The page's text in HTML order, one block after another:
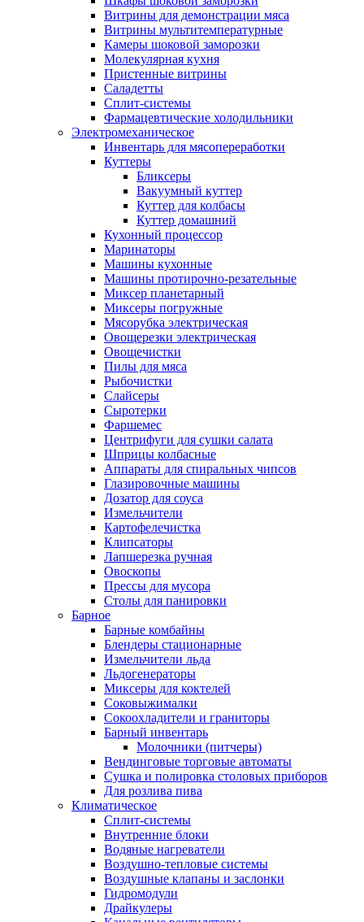
Витрины для демонстрации мяса
Витрины мультитемпературные
Камеры шоковой заморозки
Молекулярная кухня
Пристенные витрины
Саладетты
Сплит-системы
Фармацевтические холодильники
Электромеханическое
Инвентарь для мясопереработки
Куттеры
Бликсеры
Вакуумный куттер
Куттер для колбасы
Куттер домашний
Кухонный процессор
Маринаторы
Машины кухонные
Машины протирочно-резательные
Миксер планетарный
Миксеры погружные
Мясорубка электрическая
Овощерезки электрическая
Овощечистки
Пилы для мяса
Рыбочистки
Слайсеры
Сыротерки
Фаршемес
Центрифуги для сушки салата
Шприцы колбасные
Аппараты для спиральных чипсов
Глазировочные машины
Дозатор для соуса
Измельчители
Картофелечистка
Клипсаторы
Лапшерезка ручная
Овоскопы
Прессы для мусора
Столы для панировки
Барное
Барные комбайны
Блендеры стационарные
Измельчители льда
Льдогенераторы
Миксеры для коктелей
Соковыжималки
Сокоохладители и граниторы
Барный инвентарь
Молочники (питчеры)
Вендинговые торговые автоматы
Сушка и полировка столовых приборов
Для розлива пива
Климатическое
Сплит-системы
Внутренние блоки
Водяные нагреватели
Воздушно-тепловые системы
Воздушные клапаны и заслонки
Гидромодули
Драйкулеры